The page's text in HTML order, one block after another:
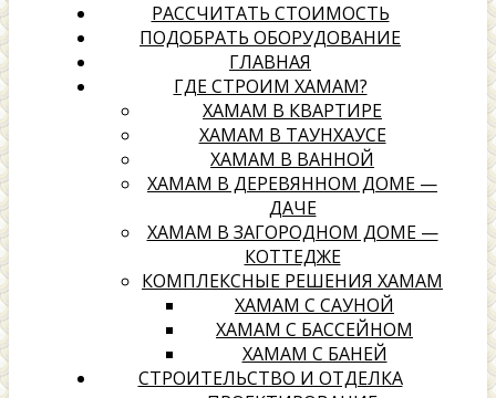
РАССЧИТАТЬ СТОИМОСТЬ
ПОДОБРАТЬ ОБОРУДОВАНИЕ
ГЛАВНАЯ
ГДЕ СТРОИМ ХАМАМ?
ХАМАМ В КВАРТИРЕ
ХАМАМ В ТАУНХАУСЕ
ХАМАМ В ВАННОЙ
ХАМАМ В ДЕРЕВЯННОМ ДОМЕ —
ДАЧЕ
ХАМАМ В ЗАГОРОДНОМ ДОМЕ —
КОТТЕДЖЕ
КОМПЛЕКСНЫЕ РЕШЕНИЯ ХАМАМ
ХАМАМ С САУНОЙ
ХАМАМ С БАССЕЙНОМ
ХАМАМ С БАНЕЙ
СТРОИТЕЛЬСТВО И ОТДЕЛКА